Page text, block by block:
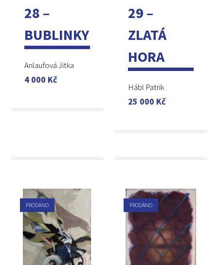
28 –
BUBLINKY
Anlaufová Jitka
4 000 Kč
29 –
ZLATÁ
HORA
Hábl Patrik
25 000 Kč
PRODÁNO PRODÁNO